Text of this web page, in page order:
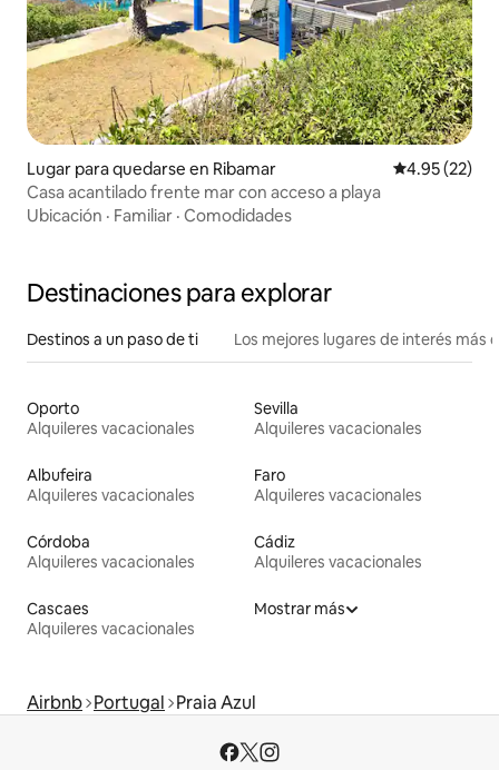
Lugar para quedarse en Ribamar Calificación
4.95 (22)
Casa acantilado frente mar con acceso a playa
Ubicación · Familiar · Comodidades
Destinaciones para explorar
Destinos a un paso de ti Los mejores lugares de interés más
Oporto
Alquileres vacacionales
Sevilla
Alquileres vacacionales
Albufeira
Alquileres vacacionales
Faro
Alquileres vacacionales
Córdoba
Alquileres vacacionales
Cádiz
Alquileres vacacionales
Cascaes
Alquileres vacacionales
Mostrar más
Airbnb Portugal Praia Azul